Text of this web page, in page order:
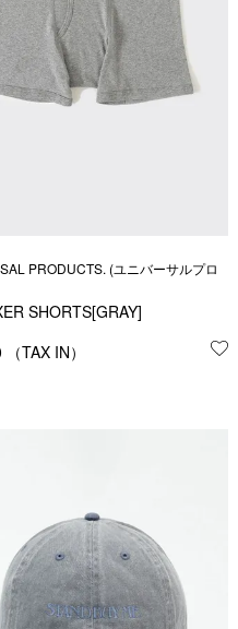
する
PRODUCTS. (ユニバーサルプロ
SHORTS[GRAY]